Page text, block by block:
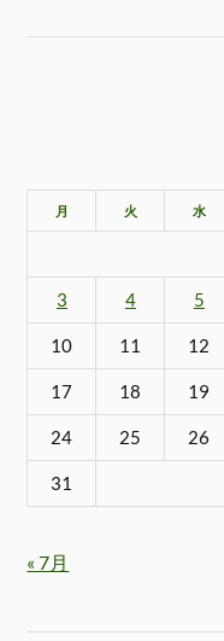
月 火 水
3 4 5
10 11 12
17 18 19
24 25 26
31
« 7月